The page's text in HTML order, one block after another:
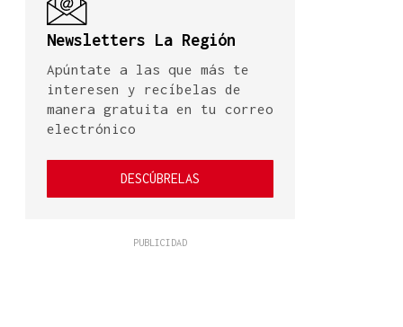
Newsletters La Región
Apúntate a las que más te
interesen y recíbelas de
manera gratuita en tu correo
electrónico
DESCÚBRELAS